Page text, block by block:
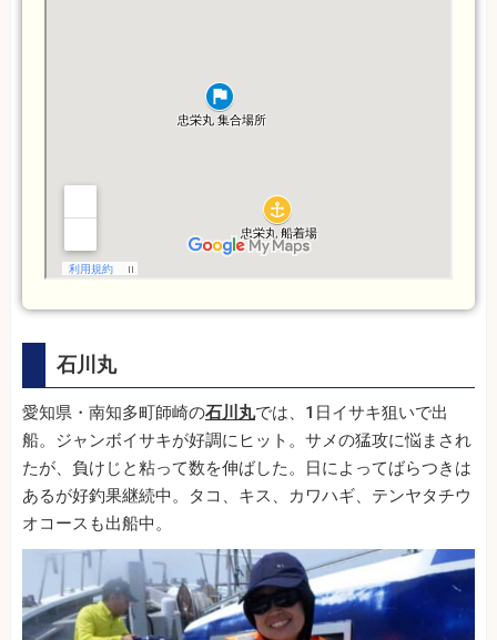
石川丸
愛知県・南知多町師崎の石川丸では、1日イサキ狙いで出
船。ジャンボイサキが好調にヒット。サメの猛攻に悩まされ
たが、負けじと粘って数を伸ばした。日によってばらつきは
あるが好釣果継続中。タコ、キス、カワハギ、テンヤタチウ
オコースも出船中。